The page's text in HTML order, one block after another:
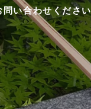
問い合わせください